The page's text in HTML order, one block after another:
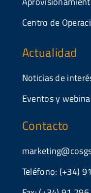
Centro de
Actualidad
Noticias de
Eventos y
Contacto
Teléfono: (+34)